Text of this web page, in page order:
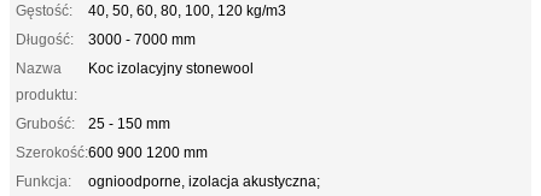
Gęstość:
40, 50, 60, 80, 100, 120 kg/m3
Długość:
3000 - 7000 mm
Nazwa
produktu:
Koc izolacyjny stonewool
Grubość:
25 - 150 mm
Szerokość:600 900 1200 mm
Funkcja:
ognioodporne, izolacja akustyczna;